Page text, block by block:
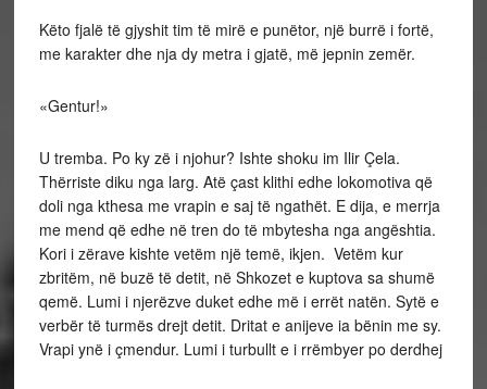
Këto fjalë të gjyshit tim të mirë e punëtor, një burrë i fortë,
me karakter dhe nja dy metra i gjatë, më jepnin zemër.
«Gentur!»
U tremba. Po ky zë i njohur? Ishte shoku im Ilir Çela.
Thërriste diku nga larg. Atë çast klithi edhe lokomotiva që
doli nga kthesa me vrapin e saj të ngathët. E dija, e merrja
me mend që edhe në tren do të mbytesha nga angështia.
Kori i zërave kishte vetëm një temë, ikjen. Vetëm kur
zbritëm, në buzë të detit, në Shkozet e kuptova sa shumë
qemë. Lumi i njerëzve duket edhe më i errët natën. Sytë e
verbër të turmës drejt detit. Dritat e anijeve ia bënin me sy.
Vrapi ynë i çmendur. Lumi i turbullt e i rrëmbyer po derdhej